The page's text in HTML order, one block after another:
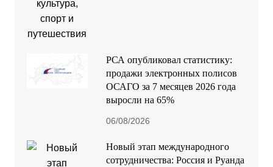
РСА опубликовал статистику:
продажи электронных полисов
ОСАГО за 7 месяцев 2026 года
выросли на 65%
06/08/2026
Новый этап международного
сотрудничества: Россия и Руанда